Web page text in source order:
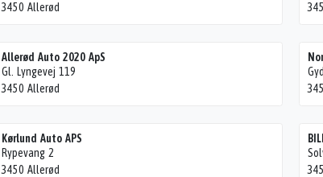
3450 Allerød
Allerød Auto 2020 ApS
Gl. Lyngevej 119
3450 Allerød
Kørlund Auto APS
Rypevang 2
3450 Allerød